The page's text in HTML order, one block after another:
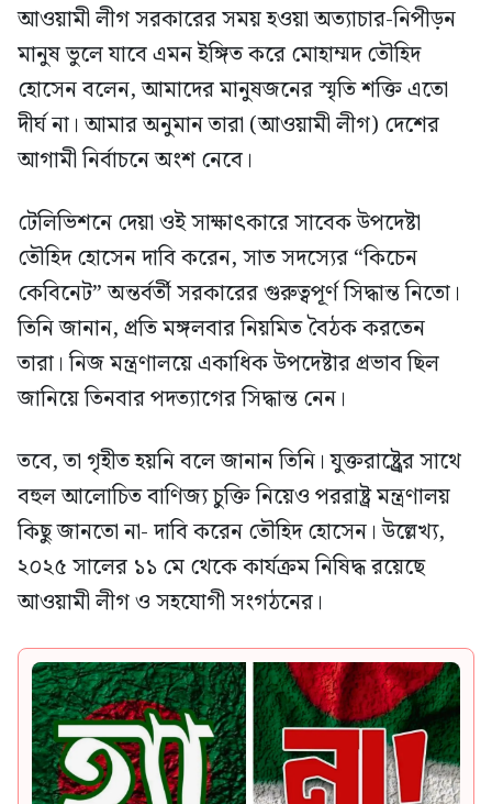
আওয়ামী লীগ সরকারের সময় হওয়া অত্যাচার-নিপীড়ন
মানুষ ভুলে যাবে এমন ইঙ্গিত করে মোহাম্মদ তৌহিদ
হোসেন বলেন, আমাদের মানুষজনের স্মৃতি শক্তি এতো
দীর্ঘ না। আমার অনুমান তারা (আওয়ামী লীগ) দেশের
আগামী নির্বাচনে অংশ নেবে।
টেলিভিশনে দেয়া ওই সাক্ষাৎকারে সাবেক উপদেষ্টা
তৌহিদ হোসেন দাবি করেন, সাত সদস্যের “কিচেন
কেবিনেট” অন্তর্বর্তী সরকারের গুরুত্বপূর্ণ সিদ্ধান্ত নিতো।
তিনি জানান, প্রতি মঙ্গলবার নিয়মিত বৈঠক করতেন
তারা। নিজ মন্ত্রণালয়ে একাধিক উপদেষ্টার প্রভাব ছিল
জানিয়ে তিনবার পদত্যাগের সিদ্ধান্ত নেন।
তবে, তা গৃহীত হয়নি বলে জানান তিনি। যুক্তরাষ্ট্র্রের সাথে
বহুল আলোচিত বাণিজ্য চুক্তি নিয়েও পররাষ্ট্র মন্ত্রণালয়
কিছু জানতো না- দাবি করেন তৌহিদ হোসেন। উল্লেখ্য,
২০২৫ সালের ১১ মে থেকে কার্যক্রম নিষিদ্ধ রয়েছে
আওয়ামী লীগ ও সহযোগী সংগঠনের।